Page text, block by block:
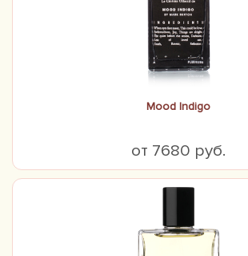
Mood Indigo
от 7680 руб.